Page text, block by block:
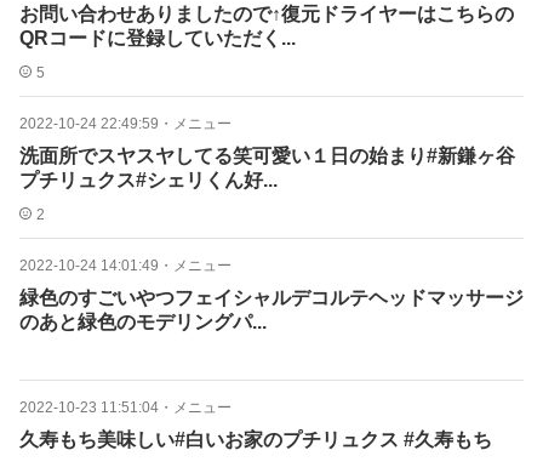
お問い合わせありましたので↑復元ドライヤーはこちらの
QRコードに登録していただく...
5
2022-10-24 22:49:59 ・ メニュー
洗面所でスヤスヤしてる笑可愛い１日の始まり#新鎌ヶ谷
プチリュクス#シェリくん好...
2
2022-10-24 14:01:49 ・ メニュー
緑色のすごいやつフェイシャルデコルテヘッドマッサージ
のあと緑色のモデリングパ...
2022-10-23 11:51:04 ・ メニュー
久寿もち美味しい#白いお家のプチリュクス #久寿もち